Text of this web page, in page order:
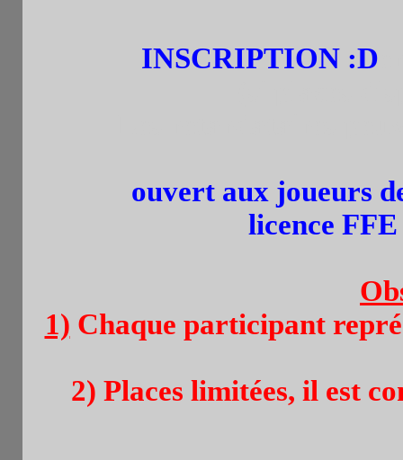
INSCRIPTION :D
ouvert aux joueurs
licence
1) Chaque participant
2) Places limitées, il est